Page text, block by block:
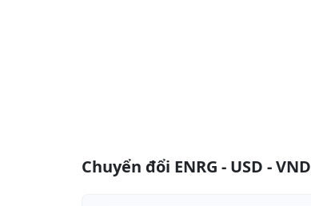
Chuyển đổi ENRG - USD - VND